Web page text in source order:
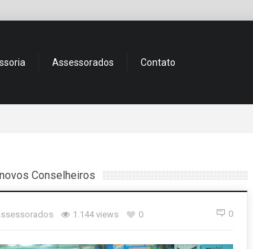
Assessorados Contato
Conselheiros
1.144 views 0 0